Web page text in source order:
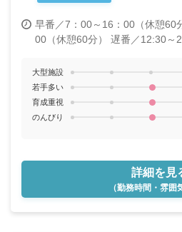
早番／7：00～16：00（休憩60
00（休憩60分）
遅番／12:30～
大型施設
若手多い
育成重視
のんびり
詳細を見
（勤務時間・雰囲